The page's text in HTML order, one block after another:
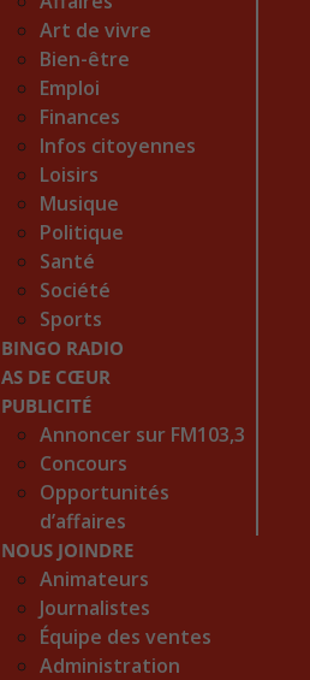
Art de vivre
Bien-être
Emploi
Finances
Infos citoyennes
Loisirs
Musique
Politique
Santé
Société
Sports
BINGO RADIO
AS DE CŒUR
PUBLICITÉ
Annoncer sur FM103,3
Concours
Opportunités
d’affaires
NOUS JOINDRE
Animateurs
Journalistes
Équipe des ventes
Administration